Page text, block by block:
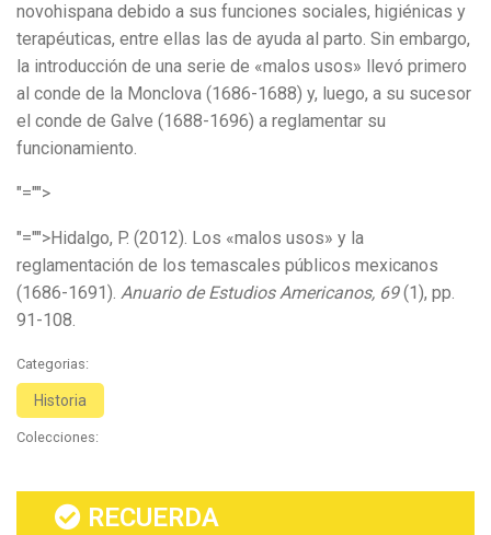
novohispana debido a sus funciones sociales, higiénicas y
terapéuticas, entre ellas las de ayuda al parto. Sin embargo,
la introducción de una serie de «malos usos» llevó primero
al conde de la Monclova (1686-1688) y, luego, a su sucesor
el conde de Galve (1688-1696) a reglamentar su
funcionamiento.
"="">
"="">Hidalgo, P. (2012). Los «malos usos» y la
reglamentación de los temascales públicos mexicanos
(1686-1691). Anuario de Estudios Americanos, 69(1), pp.
91-108.
Categorias:
Historia
Colecciones:
RECUERDA